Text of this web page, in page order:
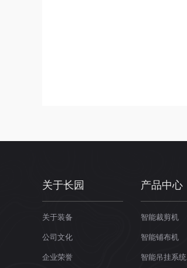
关于长园
关于装备
公司文化
企业荣誉
产品中心
智能裁剪机
智能铺布机
智能吊挂系统